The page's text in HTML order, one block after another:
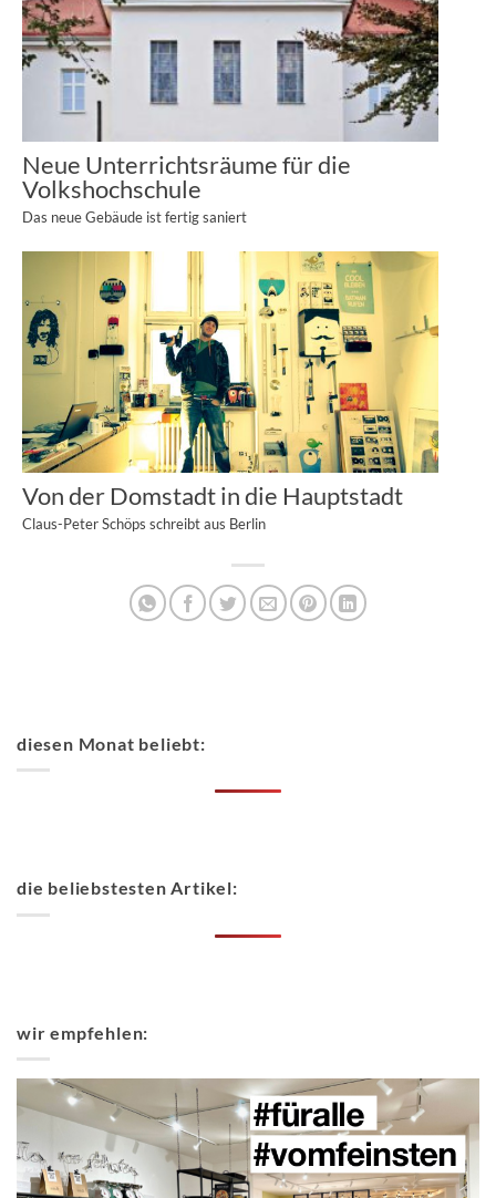
Neue Unterrichtsräume für die
Volkshochschule
Das neue Gebäude ist fertig saniert
Von der Domstadt in die Hauptstadt
Claus-Peter Schöps schreibt aus Berlin
diesen Monat beliebt:
die beliebstesten Artikel:
wir empfehlen: